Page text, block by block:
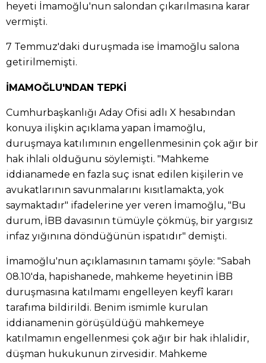
heyeti İmamoğlu'nun salondan çıkarılmasına karar
vermişti.
7 Temmuz'daki duruşmada ise İmamoğlu salona
getirilmemişti.
İMAMOĞLU'NDAN TEPKİ
Cumhurbaşkanlığı Aday Ofisi adlı X hesabından
konuya ilişkin açıklama yapan İmamoğlu,
duruşmaya katılımının engellenmesinin çok ağır bir
hak ihlali olduğunu söylemişti. "Mahkeme
iddianamede en fazla suç isnat edilen kişilerin ve
avukatlarının savunmalarını kısıtlamakta, yok
saymaktadır" ifadelerine yer veren İmamoğlu, "Bu
durum, İBB davasının tümüyle çökmüş, bir yargısız
infaz yığınına döndüğünün ispatıdır" demişti.
İmamoğlu'nun açıklamasının tamamı şöyle: "Sabah
08.10'da, hapishanede, mahkeme heyetinin İBB
duruşmasına katılmamı engelleyen keyfî kararı
tarafıma bildirildi. Benim ismimle kurulan
iddianamenin görüşüldüğü mahkemeye
katılmamın engellenmesi çok ağır bir hak ihlalidir,
düşman hukukunun zirvesidir. Mahkeme